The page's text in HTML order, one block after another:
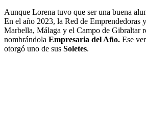
Aunque Lorena tuvo que ser una buena
En el año 2023, la Red de Emprendedoras
Marbella, Málaga y el Campo de Gibraltar
nombrándola Empresaria del Año. Ese
otorgó uno de sus Soletes.